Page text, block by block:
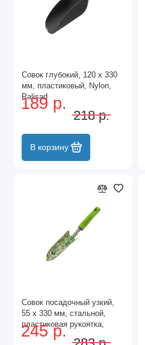
Совок глубокий, 120 х 330
мм, пластиковый, Nylon,
Palisad
189 р.
218 р.
В корзину
Совок посадочный узкий,
55 х 330 мм, стальной,
пластиковая рукоятка,
Flower Green, Palisad
245 р.